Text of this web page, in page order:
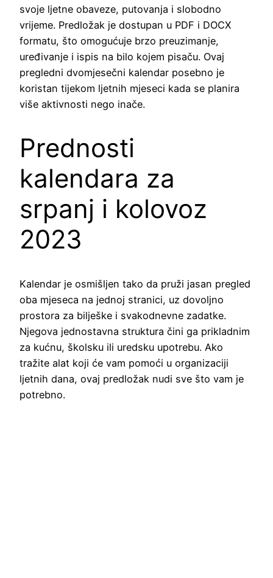
svoje ljetne obaveze, putovanja i slobodno
vrijeme. Predložak je dostupan u PDF i DOCX
formatu, što omogućuje brzo preuzimanje,
uređivanje i ispis na bilo kojem pisaču. Ovaj
pregledni dvomjesečni kalendar posebno je
koristan tijekom ljetnih mjeseci kada se planira
više aktivnosti nego inače.
Prednosti
kalendara za
srpanj i kolovoz
2023
Kalendar je osmišljen tako da pruži jasan pregled
oba mjeseca na jednoj stranici, uz dovoljno
prostora za bilješke i svakodnevne zadatke.
Njegova jednostavna struktura čini ga prikladnim
za kućnu, školsku ili uredsku upotrebu. Ako
tražite alat koji će vam pomoći u organizaciji
ljetnih dana, ovaj predložak nudi sve što vam je
potrebno.